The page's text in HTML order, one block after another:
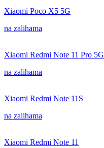
Xiaomi Poco X5 5G
na zalihama
Xiaomi Redmi Note 11 Pro 5G
na zalihama
Xiaomi Redmi Note 11S
na zalihama
Xiaomi Redmi Note 11